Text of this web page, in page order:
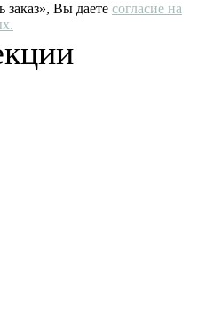
Вы даете согласие на